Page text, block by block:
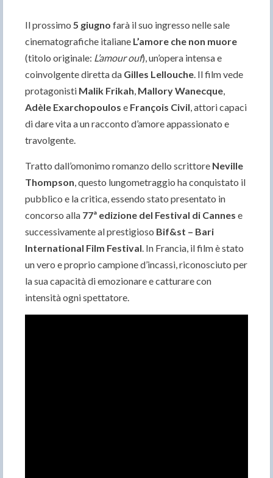
Il prossimo 5 giugno farà il suo ingresso nelle sale
cinematografiche italiane L’amore che non muore
(titolo originale: L’amour ouf), un’opera intensa e
coinvolgente diretta da Gilles Lellouche. Il film vede
protagonisti Malik Frikah, Mallory Wanecque,
Adèle Exarchopoulos e François Civil, attori capaci
di dare vita a un racconto d’amore appassionato e
travolgente.
Tratto dall’omonimo romanzo dello scrittore Neville
Thompson, questo lungometraggio ha conquistato il
pubblico e la critica, essendo stato presentato in
concorso alla 77ª edizione del Festival di Cannes e
successivamente al prestigioso Bif&st – Bari
International Film Festival. In Francia, il film è stato
un vero e proprio campione d’incassi, riconosciuto per
la sua capacità di emozionare e catturare con
intensità ogni spettatore.